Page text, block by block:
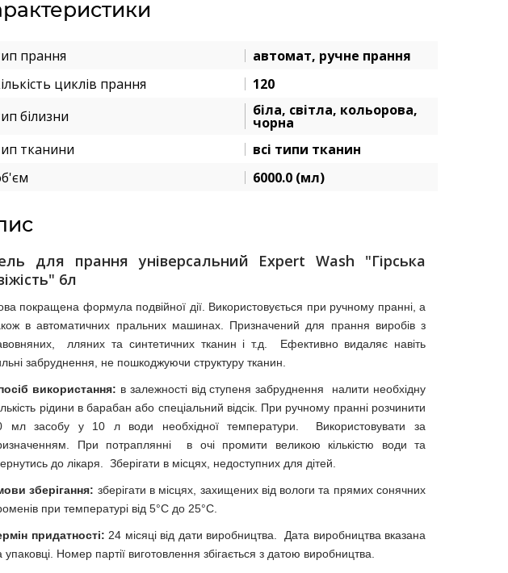
прання
автомат, ручне прання
циклів прання
120
білизни
біла, світла, кольорова,
чорна
тканини
всі типи тканин
6000.0 (мл)
для прання універсальний Expert Wash "Гірська
6л
покращена формула подвійної дії. Використовується при ручному пранні, а
в автоматичних пральних машинах. Призначений для прання виробів з
лляних та синтетичних тканин і т.д. Ефективно видаляє навіть
забруднення, не пошкоджуючи структуру тканин.
використання: в залежності від ступеня забруднення налити необхідну
рідини в барабан або спеціальний відсік. При ручному пранні розчинити
мл засобу у 10 л води необхідної температури. Використовувати за
При потраплянні в очі промити великою кількістю води та
до лікаря. Зберігати в місцях, недоступних для дітей.
зберігання: зберігати в місцях, захищених від вологи та прямих сонячних
при температурі від 5°C до 25°C.
придатності: 24 місяці від дати виробництва. Дата виробництва вказана
упаковці. Номер партії виготовлення збігається з датою виробництва.